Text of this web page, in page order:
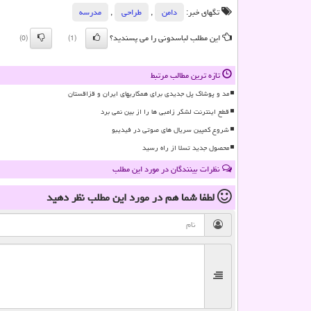
تگهای خبر: دامن , طراحی ,
مدرسه
این مطلب لباسدونی را می پسندید؟
(1)
(0)
تازه ترین مطالب مرتبط
مد و پوشاک پل جدیدی برای همکاریهای ایران و قزاقستان
قطع اینترنت لشکر زامبی ها را از بین نمی برد
شروع کمپین سریال های صوتی در فیدیبو
محصول جدید تسلا از راه رسید
نظرات بینندگان در مورد این مطلب
لطفا شما همدر مورد این مطلبنظر دهید